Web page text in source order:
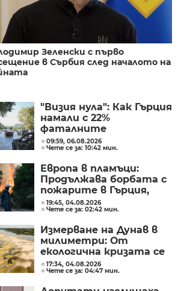
Зеленски с първо
в Сърбия след началото на
"Визия нула": Как Гърция
намали с 22%
фаталните
катастрофи по
пътищата в страната
09:59, 06.08.2026
Чете се за: 10:42 мин.
Европа в пламъци:
Продължава борбата с
пожарите в Гърция,
Испания и Нидерландия
19:45, 04.08.2026
Чете се за: 02:42 мин.
Измерване на Дунав в
милиметри: От
екологична кризата се
превръща в
икономическа
17:34, 04.08.2026
Чете се за: 04:47 мин.